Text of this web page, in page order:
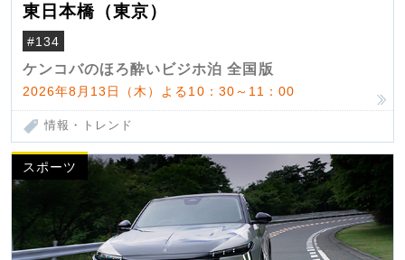
東日本橋（東京）
#134
ケンコバのほろ酔いビジホ泊 全国版
2026年8月13日（木）よる10：30～11：00
情報・トレンド
スポーツ